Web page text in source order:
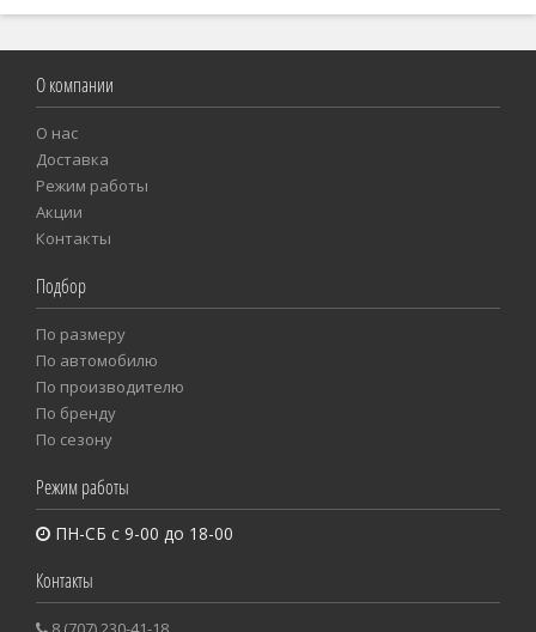
О компании
О нас
Доставка
Режим работы
Акции
Контакты
Подбор
По размеру
Пo автомобилю
По производителю
По бренду
По сезону
Режим работы
ПН-СБ с 9-00 до 18-00
Контакты